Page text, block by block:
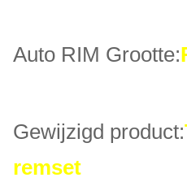
Auto RIM Grootte:
Gewijzigd product:
remset